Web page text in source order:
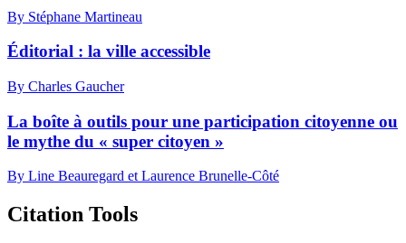
By Stéphane Martineau
Éditorial : la ville accessible
By Charles Gaucher
La boîte à outils pour une participation citoyenne ou
le mythe du « super citoyen »
By Line Beauregard et Laurence Brunelle-Côté
Citation Tools